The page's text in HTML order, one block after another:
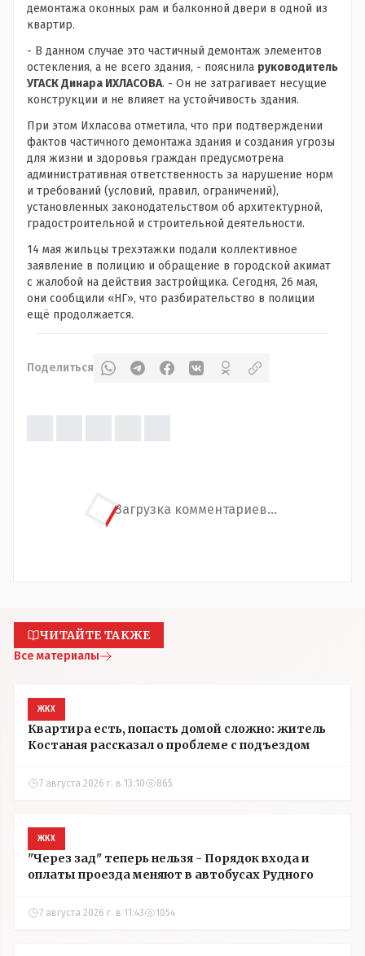
демонтажа оконных рам и балконной двери в одной из
квартир.
- В данном случае это частичный демонтаж элементов
остекления, а не всего здания, - пояснила руководитель
УГАСК Динара ИХЛАСОВА. - Он не затрагивает несущие
конструкции и не влияет на устойчивость здания.
При этом Ихласова отметила, что при подтверждении
фактов частичного демонтажа здания и создания угрозы
для жизни и здоровья граждан предусмотрена
административная ответственность за нарушение норм
и требований (условий, правил, ограничений),
установленных законодательством об архитектурной,
градостроительной и строительной деятельности.
14 мая жильцы трехэтажки подали коллективное
заявление в полицию и обращение в городской акимат
с жалобой на действия застройщика. Сегодня, 26 мая,
они сообщили «НГ», что разбирательство в полиции
ещё продолжается.
Поделиться
Загрузка комментариев...
ЧИТАЙТЕ ТАКЖЕ
Все материалы
ЖКХ
Квартира есть, попасть домой сложно: житель
Костаная рассказал о проблеме с подъездом
7 августа 2026 г. в 13:10 865
ЖКХ
"Через зад" теперь нельзя - Порядок входа и
оплаты проезда меняют в автобусах Рудного
7 августа 2026 г. в 11:43 1054